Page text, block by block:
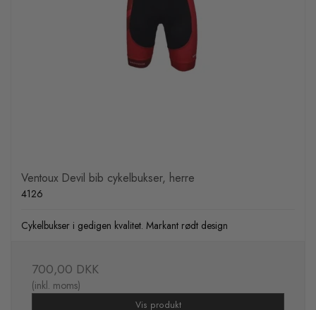
Ventoux Devil bib cykelbukser, herre
4126
Cykelbukser i gedigen kvalitet. Markant rødt design
700,00 DKK
(inkl. moms)
Vis produkt